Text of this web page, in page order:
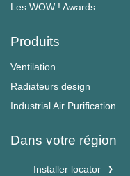
Les WOW ! Awards
Produits
Ventilation
Radiateurs design
Industrial Air Purification
Dans votre région
Installer locator